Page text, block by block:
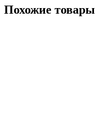
Похожие товары